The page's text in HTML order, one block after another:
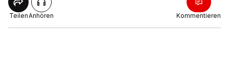
TeilenAnhören Kommentieren